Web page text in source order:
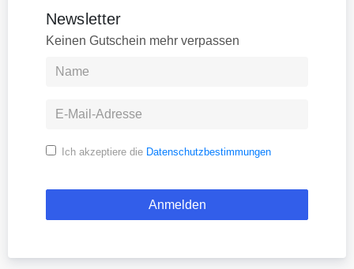
Newsletter
Keinen Gutschein mehr verpassen
Ich akzeptiere die Datenschutzbestimmungen